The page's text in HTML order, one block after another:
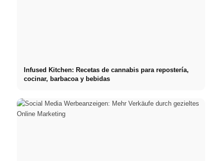
Infused Kitchen: Recetas de cannabis para repostería,
cocinar, barbacoa y bebidas